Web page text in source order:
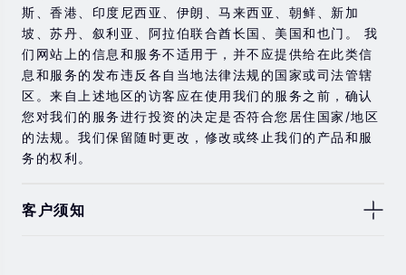
斯、香港、印度尼西亚、伊朗、马来西亚、朝鲜、新加
坡、苏丹、叙利亚、阿拉伯联合酋长国、美国和也门。 我
们网站上的信息和服务不适用于，并不应提供给在此类信
息和服务的发布违反各自当地法律法规的国家或司法管辖
区。来自上述地区的访客应在使用我们的服务之前，确认
您对我们的服务进行投资的决定是否符合您居住国家/地区
的法规。我们保留随时更改，修改或终止我们的产品和服
务的权利。
客户须知